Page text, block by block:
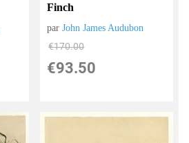
Finch
parJohn James Audubon
€170.00
€93.50